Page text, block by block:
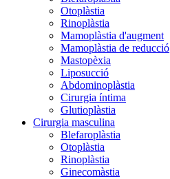
Otoplàstia
Rinoplàstia
Mamoplàstia d'augment
Mamoplàstia de reducció
Mastopèxia
Liposucció
Abdominoplàstia
Cirurgia íntima
Glutioplàstia
Cirurgia masculina
Blefaroplàstia
Otoplàstia
Rinoplàstia
Ginecomàstia